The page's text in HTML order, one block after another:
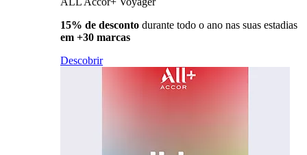
15% de desconto durante todo o ano nas suas estadias
em +30 marcas
Descobrir